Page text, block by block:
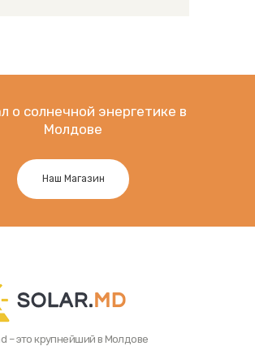
о солнечной энергетике в
Молдове
Наш Магазин
– это крупнейший в Молдове